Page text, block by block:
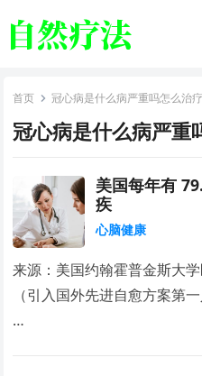
首页 冠心病是什么病严重吗怎么治疗
冠心病是什么病严重
美国每年有
疾
心脑健康
来源：美国约翰霍普金斯大
（引入国外先进自愈方案第
…